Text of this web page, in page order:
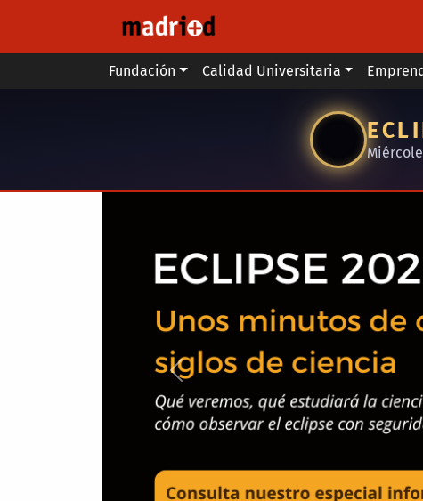
Main menu
Fundación Calidad Universitaria
Anterior